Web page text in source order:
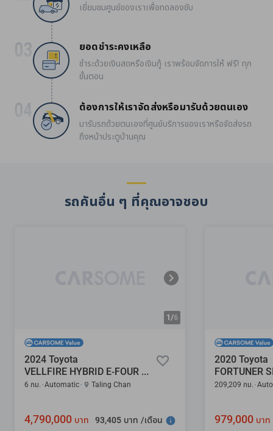
เยี่ยมชมศูนย์ของเราเพื่อทดลองขับ
ยอดชำระคงเหลือ
ชำระด้วยเงินสดหรือเงินกู้ เราพร้อมจัดการให้ ฟรี! ทุก
ขั้นตอน
ต้องการให้เราจัดส่งหรือมารับด้วยตนเอง
มารับรถด้วยตนเองที่ศูนย์บริการของเราหรือจัดส่งรถ
ถึงหน้าประตูบ้านคุณ
รถคันอื่น ๆ ที่คุณอาจชอบ
1/6
2024 Toyota
VELLFIRE HYBRID E-FOUR 2.5
6 กม. Automatic Taling Chan
4,790,000 บาท 93,405 บาท /เดือน
2020 Toyota
209,209 กม.
979,000 บาท